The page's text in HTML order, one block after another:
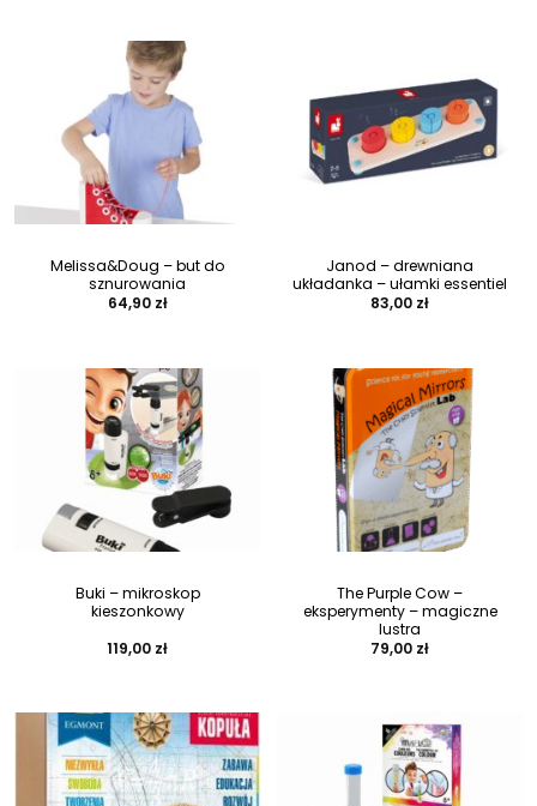
Melissa&Doug – but do
sznurowania
64,90 zł
Janod – drewniana
układanka – ułamki essentiel
83,00 zł
Buki – mikroskop
kieszonkowy
119,00 zł
The Purple Cow –
eksperymenty – magiczne
lustra
79,00 zł